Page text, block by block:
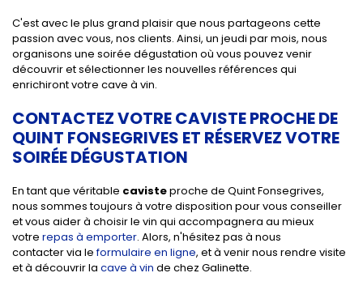
C'est avec le plus grand plaisir que nous partageons cette
passion avec vous, nos clients. Ainsi, un jeudi par mois, nous
organisons une soirée dégustation où vous pouvez venir
découvrir et sélectionner les nouvelles références qui
enrichiront votre cave à vin.
CONTACTEZ VOTRE CAVISTE PROCHE DE
QUINT FONSEGRIVES ET RÉSERVEZ VOTRE
SOIRÉE DÉGUSTATION
En tant que véritable cavisteproche de Quint Fonsegrives,
nous sommes toujours à votre disposition pour vous conseiller
et vous aider à choisir le vin qui accompagnera au mieux
votre repas à emporter. Alors, n'hésitez pas à nous
contacter via leformulaire en ligne, et à venir nous rendre visite
et à découvrir la cave à vin de chez Galinette.